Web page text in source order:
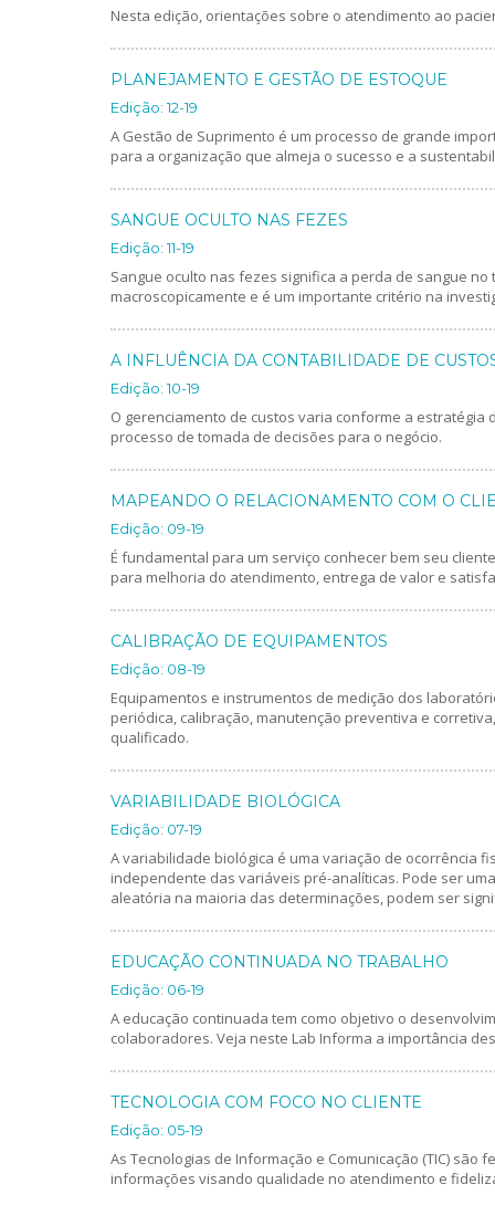
Nesta edição, orientações sobre o atendimento ao
PLANEJAMENTO E GESTÃO DE ESTOQUE
Edição: 12-19
A Gestão de Suprimento é um processo de grande
para a organização que almeja o sucesso e a
SANGUE OCULTO NAS FEZES
Edição: 11-19
Sangue oculto nas fezes significa a perda de sangue
macroscopicamente e é um importante critério na
A INFLUÊNCIA DA CONTABILIDADE DE
Edição: 10-19
O gerenciamento de custos varia conforme a estratégia
processo de tomada de decisões para o negócio.
MAPEANDO O RELACIONAMENTO COM O
Edição: 09-19
É fundamental para um serviço conhecer bem seu
para melhoria do atendimento, entrega de valor e
CALIBRAÇÃO DE EQUIPAMENTOS
Edição: 08-19
Equipamentos e instrumentos de medição dos
periódica, calibração, manutenção preventiva e
qualificado.
VARIABILIDADE BIOLÓGICA
Edição: 07-19
A variabilidade biológica é uma variação de ocorrência
independente das variáveis pré-analíticas. Pode ser
aleatória na maioria das determinações, podem ser
EDUCAÇÃO CONTINUADA NO TRABALHO
Edição: 06-19
A educação continuada tem como objetivo o
colaboradores. Veja neste Lab Informa a importância
TECNOLOGIA COM FOCO NO CLIENTE
Edição: 05-19
As Tecnologias de Informação e Comunicação (TIC)
informações visando qualidade no atendimento e